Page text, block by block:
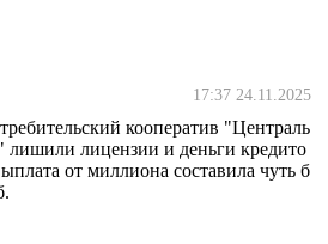
17:37 24.11.2025
кооператив "Централь
лишили лицензии и деньги кредито
от миллиона составила чуть б